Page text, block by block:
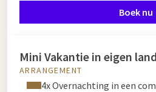
Boek nu
Mini Vakantie in eigen land
ARRANGEMENT
4x Overnachting in een